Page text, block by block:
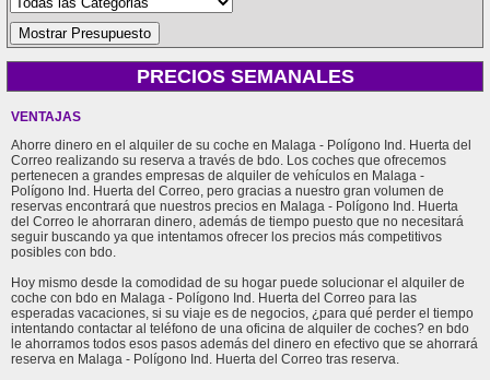
PRECIOS SEMANALES
VENTAJAS
Ahorre dinero en el alquiler de su coche en Malaga - Polígono Ind. Huerta del
Correo realizando su reserva a través de bdo. Los coches que ofrecemos
pertenecen a grandes empresas de alquiler de vehículos en Malaga -
Polígono Ind. Huerta del Correo, pero gracias a nuestro gran volumen de
reservas encontrará que nuestros precios en Malaga - Polígono Ind. Huerta
del Correo le ahorraran dinero, además de tiempo puesto que no necesitará
seguir buscando ya que intentamos ofrecer los precios más competitivos
posibles con bdo.
Hoy mismo desde la comodidad de su hogar puede solucionar el alquiler de
coche con bdo en Malaga - Polígono Ind. Huerta del Correo para las
esperadas vacaciones, si su viaje es de negocios, ¿para qué perder el tiempo
intentando contactar al teléfono de una oficina de alquiler de coches? en bdo
le ahorramos todos esos pasos además del dinero en efectivo que se ahorrará
reserva en Malaga - Polígono Ind. Huerta del Correo tras reserva.